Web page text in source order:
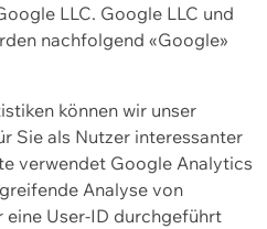
LLC. Google LLC und
nachfolgend «Google»
können wir unser
Sie als Nutzer interessanter
verwendet Google Analytics
Analyse von
eine User-ID durchgeführt